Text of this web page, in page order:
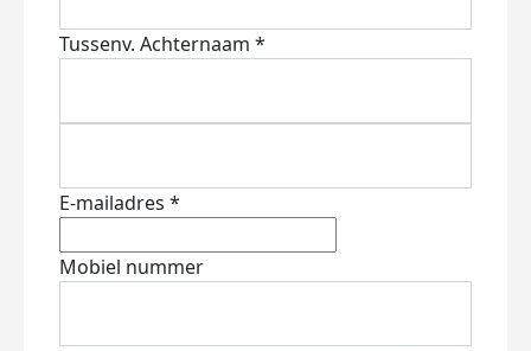
Tussenv. Achternaam *
E-mailadres *
Mobiel nummer